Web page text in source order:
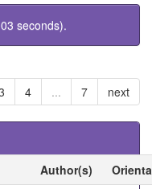
seconds).
4 ... 7 next
Author(s)